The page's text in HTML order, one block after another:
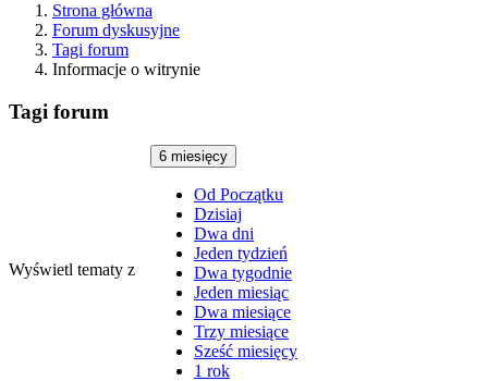
Strona główna
Forum dyskusyjne
Tagi forum
Informacje o witrynie
Tagi forum
Wyświetl tematy z
6 miesięcy
Od Początku
Dzisiaj
Dwa dni
Jeden tydzień
Dwa tygodnie
Jeden miesiąc
Dwa miesiące
Trzy miesiące
Sześć miesięcy
1 rok